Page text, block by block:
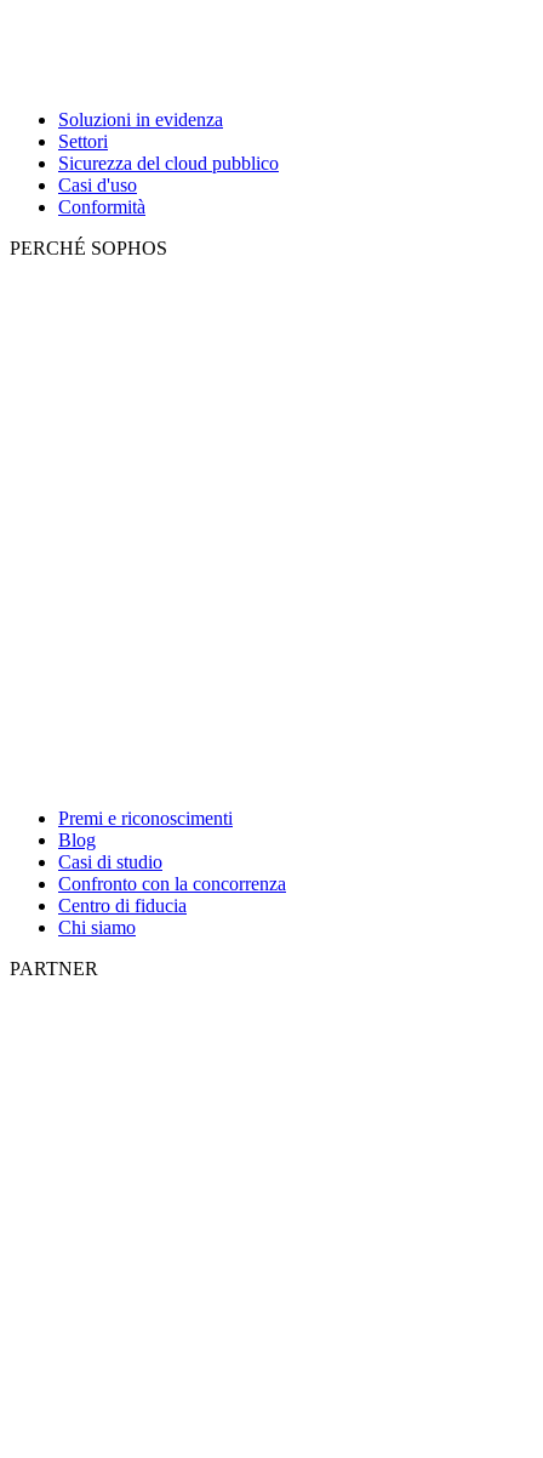
Soluzioni in evidenza
Settori
Sicurezza del cloud pubblico
Casi d'uso
Conformità
PERCHÉ SOPHOS
Premi e riconoscimenti
Blog
Casi di studio
Confronto con la concorrenza
Centro di fiducia
Chi siamo
PARTNER